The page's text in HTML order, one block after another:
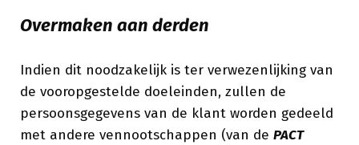
Overmaken aan derden
Indien dit noodzakelijk is ter verwezenlijking van
de vooropgestelde doeleinden, zullen de
persoonsgegevens van de klant worden gedeeld
met andere vennootschappen (van de PACT